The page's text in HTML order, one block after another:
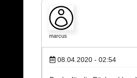
marcus
08.04.2020 - 02:54